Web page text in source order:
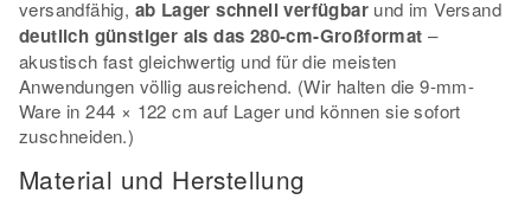
versandfähig, ab Lager schnell verfügbar und im Versand
deutlich günstiger als das 280-cm-Großformat –
akustisch fast gleichwertig und für die meisten
Anwendungen völlig ausreichend. (Wir halten die 9-mm-
Ware in 244 × 122 cm auf Lager und können sie sofort
zuschneiden.)
Material und Herstellung